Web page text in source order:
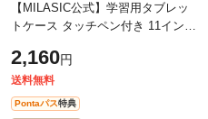
【MILASIC公式】学習用タブレッ
トケース タッチペン付き 11インチ
水 スリム 汎用 ストラップ付き ペ
ン
2,160円
送料無料
Pontaパス特典